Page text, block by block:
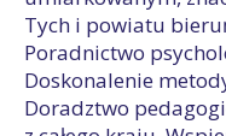
Tych i powiatu
Poradnictwo
Doskonalenie
Doradztwo